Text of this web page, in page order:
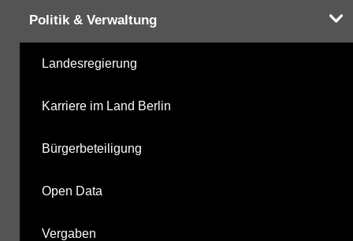
Politik & Verwaltung
Landesregierung
Karriere im Land Berlin
Bürgerbeteiligung
Open Data
Vergaben